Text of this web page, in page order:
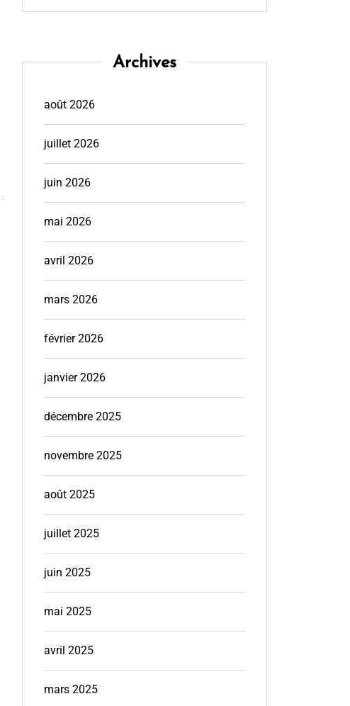
Archives
août 2026
juillet 2026
juin 2026
mai 2026
avril 2026
mars 2026
février 2026
janvier 2026
décembre 2025
novembre 2025
août 2025
juillet 2025
juin 2025
mai 2025
avril 2025
mars 2025